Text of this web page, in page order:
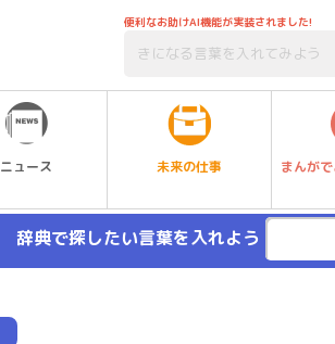
便利なお助けAI機能が実装されました!
ニュース 未来の仕事
まんが
辞典で探したい言葉を入れよう